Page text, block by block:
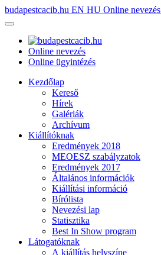
budapestcacib.hu EN HU Online nevezés
Online nevezés
Online ügyintézés
Kezdőlap
Kereső
Hírek
Galériák
Archívum
Kiállítóknak
Eredmények 2018
MEOESZ szabályzatok
Eredmények 2017
Általános információk
Kiállítási információ
Bírólista
Nevezési lap
Statisztika
Best In Show program
Látogatóknak
A kiállítás helyszíne